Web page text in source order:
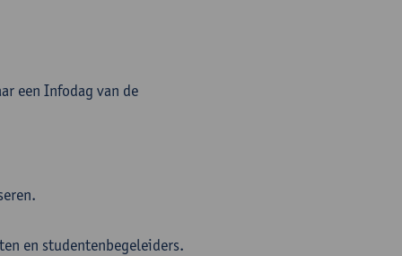
een Infodag van de
en studentenbegeleiders.